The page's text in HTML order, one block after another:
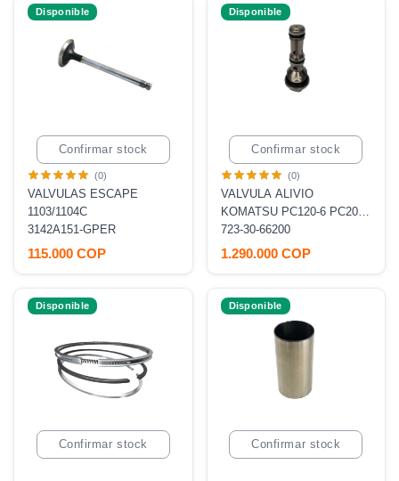
Confirmar stock
Disponible
(0)
VALVULAS ESCAPE
1103/1104C
3142A151-GPER
115.000 COP
Confirmar stock
Disponible
(0)
VALVULA ALIVIO
KOMATSU PC120-6 PC200-
6-7-8
723-30-66200
1.290.000 COP
Confirmar stock
Disponible
Confirmar stock
Disponible